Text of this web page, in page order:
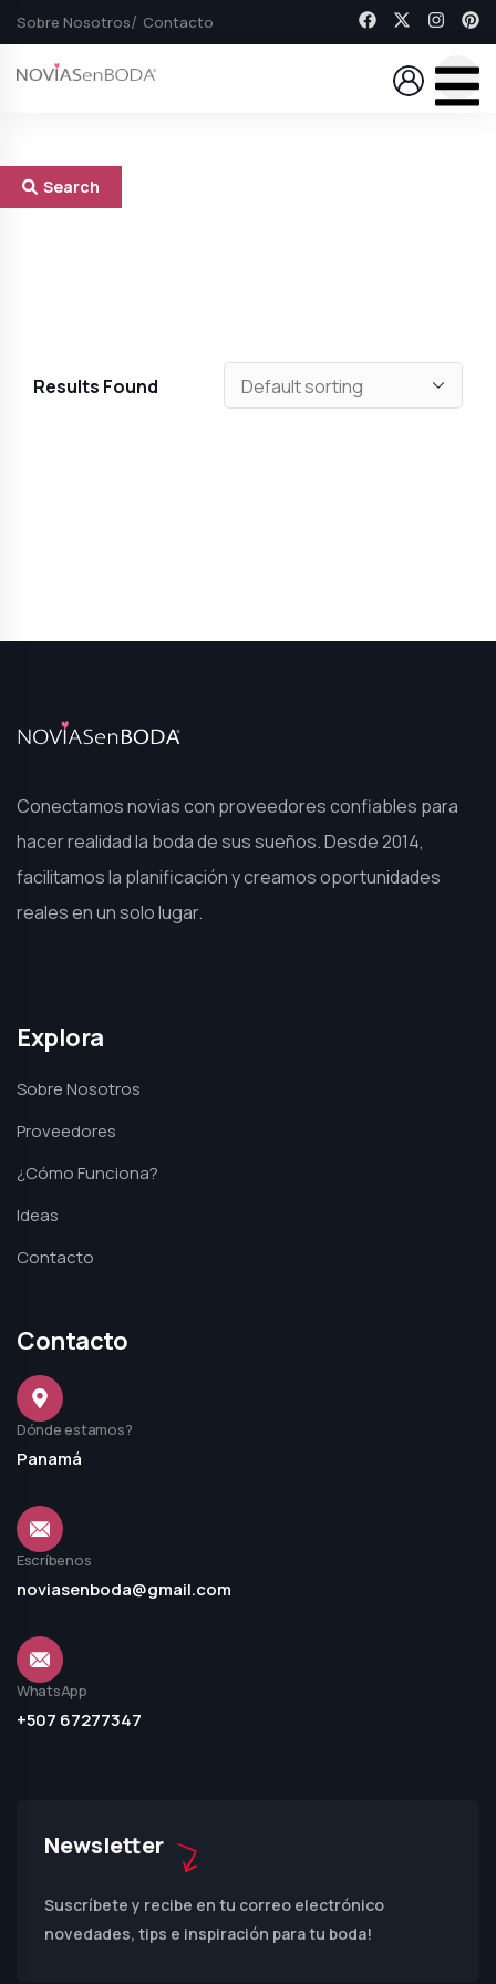
Sobre Nosotros Contacto
Search
Results Found
Conectamos novias con proveedores confiables para
hacer realidad la boda de sus sueños. Desde 2014,
facilitamos la planificación y creamos oportunidades
reales en un solo lugar.
Explora
Sobre Nosotros
Proveedores
¿Cómo Funciona?
Ideas
Contacto
Contacto
Dónde estamos?
Panamá
Escríbenos
noviasenboda@gmail.com
WhatsApp
+507 67277347
Newsletter
Suscríbete y recibe en tu correo electrónico
novedades, tips e inspiración para tu boda!